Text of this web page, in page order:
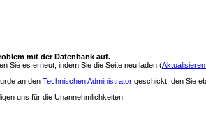
mit der Datenbank auf.
Sie es erneut, indem Sie die Seite neu laden (
an den Technischen Administrator geschickt, den Sie
uns für die Unannehmlichkeiten.